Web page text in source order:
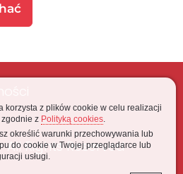
Rights Reserved
korzysta z plików cookie w celu realizacji
zgodnie z Polityką cookies.
określić warunki przechowywania lub
do cookie w Twojej przeglądarce lub
usługi.